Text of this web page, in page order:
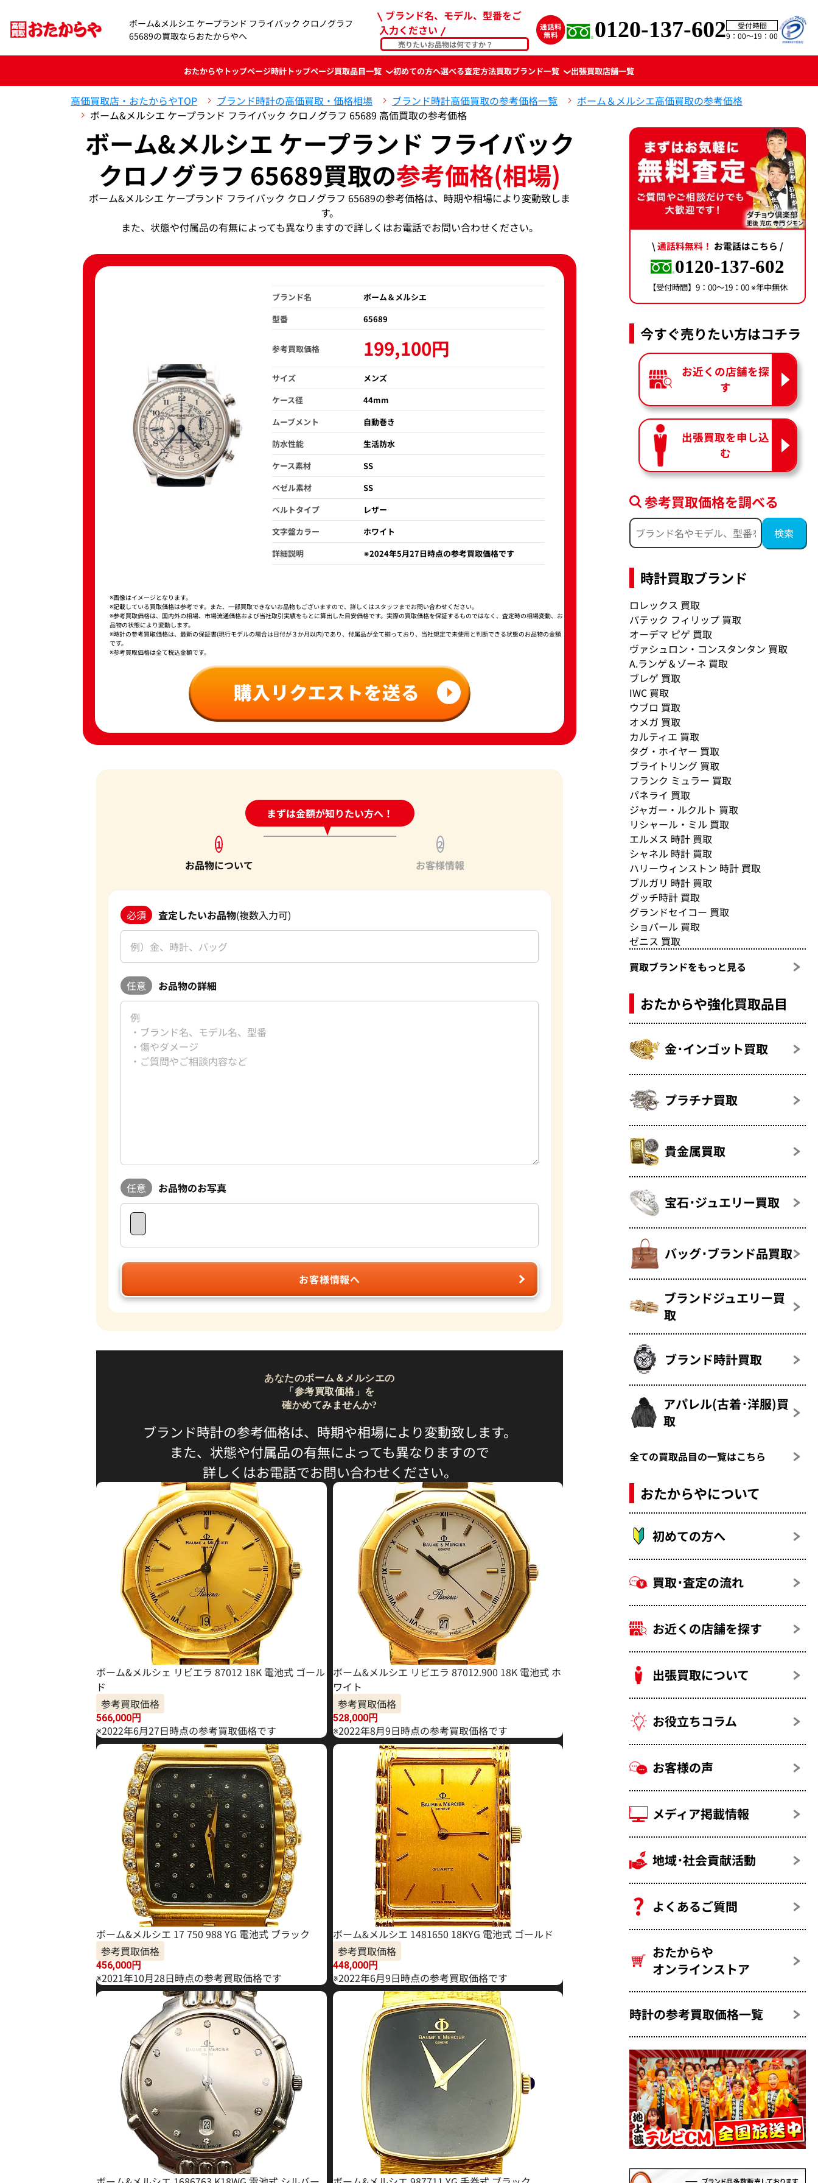
ボーム&メルシエ ケープランド フライバック クロノグラフ
65689の買取ならおたからやへ
ブランド名、モデル、型番をご
入力ください
0120-137-602
受付時間
9：00〜19：00
おたからやトップページ時計トップページ買取品目一覧 初めての方へ選べる査定方法買取ブランド一覧 出張買取店舗一覧
高価買取店・おたからやTOP ブランド時計の高価買取・価格相場 ブランド時計高価買取の参考価格一覧
ボーム＆メルシエ高価買取の参考価格
ボーム&メルシエ ケープランド フライバック クロノグラフ 65689 高価買取の参考価格
ボーム&メルシエ ケープランド フライバック
クロノグラフ 65689買取の参考価格(相場)
ボーム&メルシエ ケープランド フライバック クロノグラフ 65689の参考価格は、時期や相場により変動致しま
す。
また、状態や付属品の有無によっても異なりますので詳しくはお電話でお問い合わせください。
ブランド名
ボーム＆メルシエ
型番
65689
参考買取価格 199,100円
サイズ
メンズ
ケース径
44mm
ムーブメント
自動巻き
防水性能
生活防水
ケース素材
SS
ベゼル素材
SS
ベルトタイプ
レザー
文字盤カラー
ホワイト
詳細説明
※2024年5月27日時点の参考買取価格です
※画像はイメージとなります。
※記載している買取価格は参考です。また、一部買取できないお品物もございますので、詳しくはスタッフまでお問い合わせください。
※参考買取価格は、国内外の相場、市場流通価格および当社取引実績をもとに算出した目安価格です。実際の買取価格を保証するものではなく、査定時の相場変動、お
品物の状態により変動します。
※時計の参考買取価格は、最新の保証書(現行モデルの場合は日付が３か月以内)であり、付属品が全て揃っており、当社規定で未使用と判断できる状態のお品物の金額
です。
※参考買取価格は全て税込金額です。
まずは金額が知りたい方へ！
24時間受付中!問い合わせフォーム
1
お品物について
2
お客様情報
必須 査定したいお品物(複数入力可)
任意 お品物の詳細
任意 お品物のお写真
お客様情報へ
あなたのボーム＆メルシエの
「参考買取価格」を
確かめてみませんか?
ブランド時計の参考価格は、時期や相場により変動致します。
また、状態や付属品の有無によっても異なりますので
詳しくはお電話でお問い合わせください。
ボーム&メルシェ リビエラ 87012 18K 電池式 ゴール
ド
参考買取価格
566,000円
※2022年6月27日時点の参考買取価格です
ボーム&メルシエ リビエラ 87012.900 18K 電池式 ホ
ワイト
参考買取価格
528,000円
※2022年8月9日時点の参考買取価格です
ボーム&メルシエ 17 750 988 YG 電池式 ブラック
参考買取価格
456,000円
※2021年10月28日時点の参考買取価格です
ボーム&メルシエ 1481650 18KYG 電池式 ゴールド
参考買取価格
448,000円
※2022年6月9日時点の参考買取価格です
\通話料無料！ お電話はこちら /
0120-137-602
【受付時間】9：00〜19：00 ※年中無休
今すぐ売りたい方はコチラ
お近くの店舗を探
す
出張買取を申し込
む
参考買取価格を調べる
時計買取ブランド
ロレックス 買取
パテック フィリップ 買取
オーデマ ピゲ 買取
ヴァシュロン・コンスタンタン 買取
A.ランゲ＆ゾーネ 買取
ブレゲ 買取
IWC 買取
ウブロ 買取
オメガ 買取
カルティエ 買取
タグ・ホイヤー 買取
ブライトリング 買取
フランク ミュラー 買取
パネライ 買取
ジャガー・ルクルト 買取
リシャール・ミル 買取
エルメス 時計 買取
シャネル 時計 買取
ハリーウィンストン 時計 買取
ブルガリ 時計 買取
グッチ時計 買取
グランドセイコー 買取
ショパール 買取
ゼニス 買取
買取ブランドをもっと見る
おたからや強化買取品目
金･インゴット買取
プラチナ買取
貴金属買取
宝石･ジュエリー買取
バッグ･ブランド品買取
ブランドジュエリー買
取
ブランド時計買取
アパレル(古着･洋服)買
取
全ての買取品目の一覧はこちら
おたからやについて
初めての方へ
買取･査定の流れ
お近くの店舗を探す
出張買取について
お役立ちコラム
お客様の声
メディア掲載情報
地域･社会貢献活動
よくあるご質問
おたからや
オンラインストア
時計の参考買取価格一覧